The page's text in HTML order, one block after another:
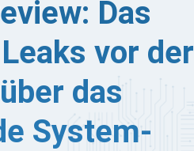
Das
vor der
das
System-